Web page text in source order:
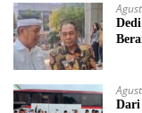
Dari